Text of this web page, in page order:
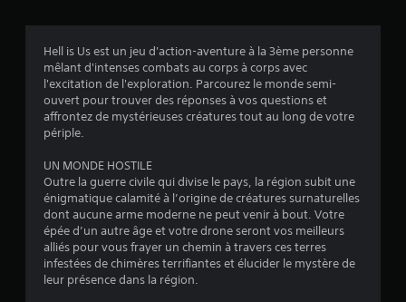
1
6
é
v
l
u
Hell is Us est un jeu d'action-aventure à la 3ème personne
mêlant d'intenses combats au corps à corps avec
l'excitation de l'exploration. Parcourez le monde semi-
ouvert pour trouver des réponses à vos questions et
affrontez de mystérieuses créatures tout au long de votre
périple.
UN MONDE HOSTILE
Outre la guerre civile qui divise le pays, la région subit une
énigmatique calamité à l’origine de créatures surnaturelles
dont aucune arme moderne ne peut venir à bout. Votre
épée d’un autre âge et votre drone seront vos meilleurs
alliés pour vous frayer un chemin à travers ces terres
infestées de chimères terrifiantes et élucider le mystère de
leur présence dans la région.